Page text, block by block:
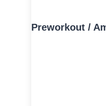
Preworkout /